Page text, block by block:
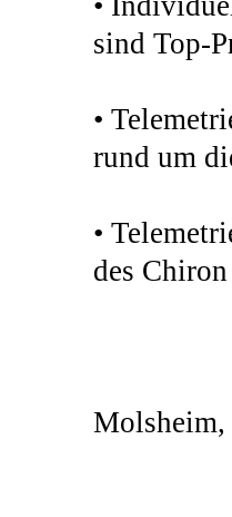
sind Top-
•
rund um
•
des Chiron